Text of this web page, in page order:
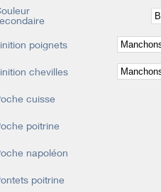
poignets
chevilles
cuisse
poitrine
napoléon
poitrine